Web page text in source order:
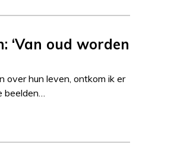
‘Van oud worden
over hun leven, ontkom ik er